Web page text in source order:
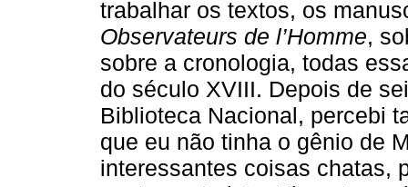
trabalhar os textos, os
Observateurs de l’Homme,
sobre a cronologia, todas
do século XVIII. Depois de
Biblioteca Nacional, percebi
que eu não tinha o gênio de
interessantes coisas chatas,